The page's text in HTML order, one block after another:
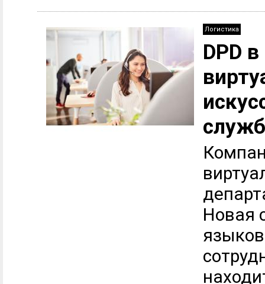
Логистика
DPD
Новая